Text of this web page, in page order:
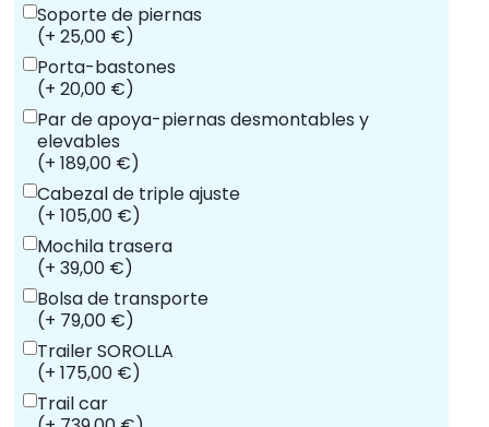
Soporte de piernas
(+ 25,00 €)
Porta-bastones
(+ 20,00 €)
Par de apoya-piernas desmontables y
elevables
(+ 189,00 €)
Cabezal de triple ajuste
(+ 105,00 €)
Mochila trasera
(+ 39,00 €)
Bolsa de transporte
(+ 79,00 €)
Trailer SOROLLA
(+ 175,00 €)
Trail car